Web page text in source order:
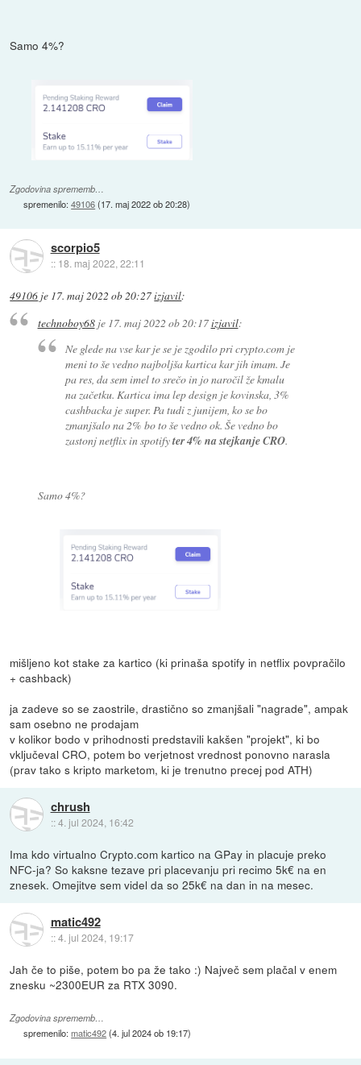
Samo 4%?
Zgodovina sprememb…
spremenilo:49106(17. maj 2022 ob 20:28)
scorpio5
:: 18. maj 2022, 22:11
49106 je 17. maj 2022 ob 20:27izjavil:
technoboy68je 17. maj 2022 ob 20:17izjavil:
Ne glede na vse kar je se je zgodilo pri crypto.com je
meni to še vedno najboljša kartica kar jih imam. Je
pa res, da sem imel to srečo in jo naročil že kmalu
na začetku. Kartica ima lep design je kovinska, 3%
cashbacka je super. Pa tudi z junijem, ko se bo
zmanjšalo na 2% bo to še vedno ok. Še vedno bo
zastonj netflix in spotifyter 4% na stejkanje CRO.
Samo 4%?
mišljeno kot stake za kartico (ki prinaša spotify in netflix povpračilo
+ cashback)
ja zadeve so se zaostrile, drastično so zmanjšali "nagrade", ampak
sam osebno ne prodajam
v kolikor bodo v prihodnosti predstavili kakšen "projekt", ki bo
vključeval CRO, potem bo verjetnost vrednost ponovno narasla
(prav tako s kripto marketom, ki je trenutno precej pod ATH)
chrush
::4. jul 2024, 16:42
Ima kdo virtualno Crypto.com kartico na GPay in placuje preko
NFC-ja? So kaksne tezave pri placevanju pri recimo 5k€ na en
znesek. Omejitve sem videl da so 25k€ na dan in na mesec.
matic492
::4. jul 2024, 19:17
Jah če to piše, potem bo pa že tako :) Največ sem plačal v enem
znesku ~2300EUR za RTX 3090.
Zgodovina sprememb…
spremenilo:matic492(4. jul 2024 ob 19:17)